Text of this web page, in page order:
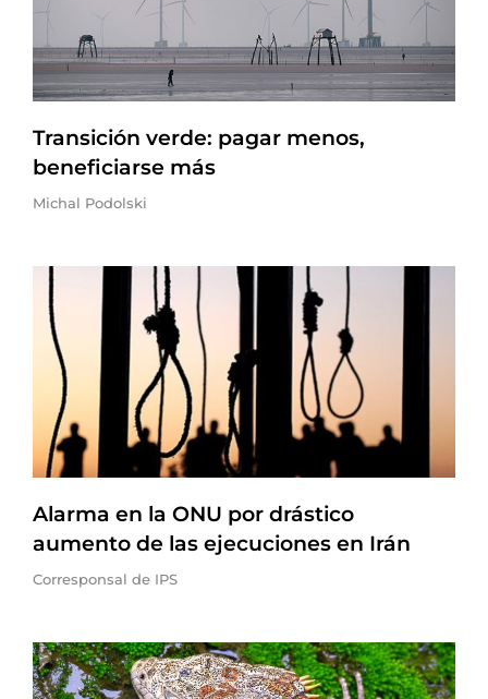
Transición verde: pagar menos,
beneficiarse más
Michal Podolski
Alarma en la ONU por drástico
aumento de las ejecuciones en Irán
Corresponsal de IPS